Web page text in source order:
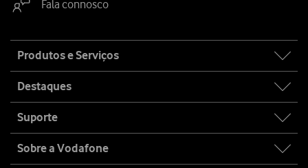
Fala connosco
map
Produtos e Serviços
Destaques
Suporte
Sobre a Vodafone